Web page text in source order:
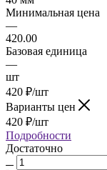
Минимальная цена
—
420.00
Базовая единица
—
шт
420 ₽/шт
Варианты цен
420 ₽/шт
Подробности
Достаточно